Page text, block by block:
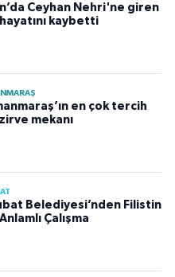
Ceyhan Nehri'ne giren
kaybetti
en çok tercih
mekanı
Belediyesi’nden Filistin
Çalışma